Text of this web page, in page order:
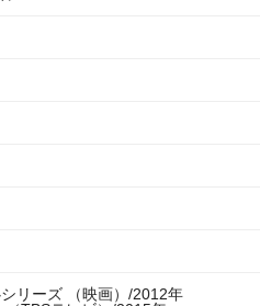
リーズ （映画）/2012年